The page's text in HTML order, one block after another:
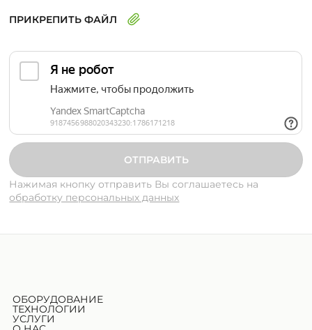
ПРИКРЕПИТЬ ФАЙЛ
Нажимая кнопку отправить Вы соглашаетесь на
обработку персональных данных
ОБОРУДОВАНИЕ
ТЕХНОЛОГИИ
УСЛУГИ